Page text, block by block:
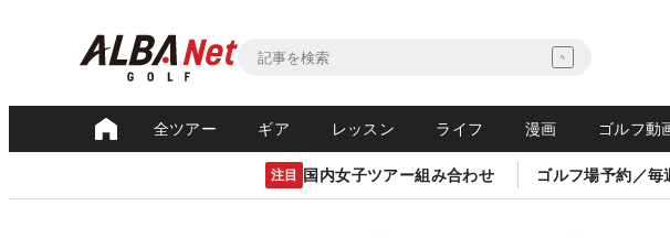
全ツアー ギア レッスン ライフ 漫画 ゴルフ動
注目 国内女子ツアー組み合わせ ゴルフ場予約／